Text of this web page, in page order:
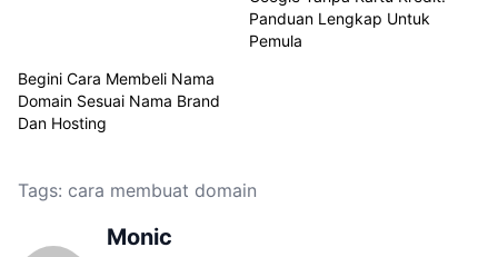
Panduan Lengkap Untuk
Pemula
Begini Cara Membeli Nama
Domain Sesuai Nama Brand
Dan Hosting
Tags: cara membuat domain
Monic